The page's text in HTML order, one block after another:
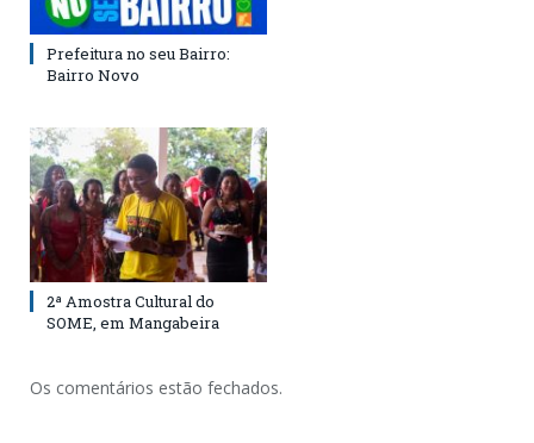
Prefeitura no seu Bairro:
Bairro Novo
2ª Amostra Cultural do
SOME, em Mangabeira
Os comentários estão fechados.